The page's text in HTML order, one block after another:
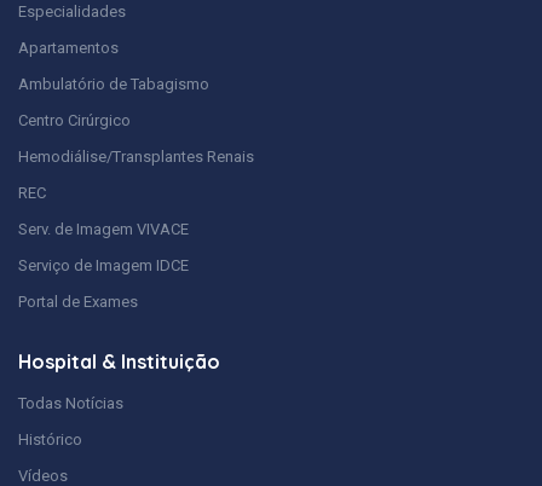
Especialidades
Apartamentos
Ambulatório de Tabagismo
Centro Cirúrgico
Hemodiálise/Transplantes Renais
REC
Serv. de Imagem VIVACE
Serviço de Imagem IDCE
Portal de Exames
Hospital & Instituição
Todas Notícias
Histórico
Vídeos